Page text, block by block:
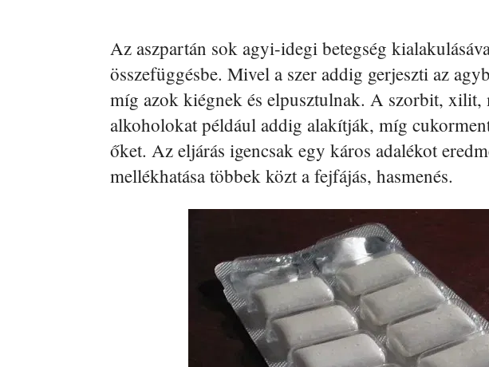
Az aszpartán sok agyi-idegi betegség
összefüggésbe. Mivel a szer addig gerjeszti az
míg azok kiégnek és elpusztulnak. A szorbit,
alkoholokat például addig alakítják, míg
őket. Az eljárás igencsak egy káros adalékot
mellékhatása többek közt a fejfájás, hasmenés.